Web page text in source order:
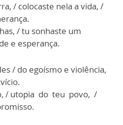
/ colocaste nela a vida, /
/ tu sonhaste um
e esperança.
/ do egoísmo e violência,
/ utopia do teu povo, /
compromisso.